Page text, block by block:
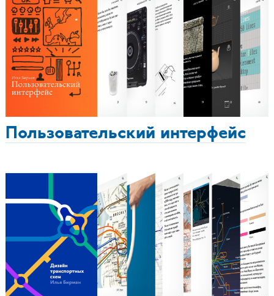
Пользовательский интерфейс